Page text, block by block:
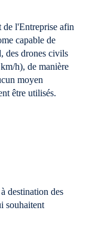
l'Entreprise afin
capable de
des drones civils
h), de manière
moyen
être utilisés.
destination des
souhaitent